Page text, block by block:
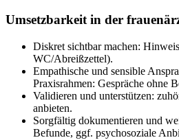
Umsetzbarkeit in der
Diskret sichtbar machen:
WC/Abreißzettel).
Empathische und sensible
Praxisrahmen: Gespräche ohne
Validieren und unterstützen:
anbieten.
Sorgfältig dokumentieren und
Befunde, ggf. psychosoziale